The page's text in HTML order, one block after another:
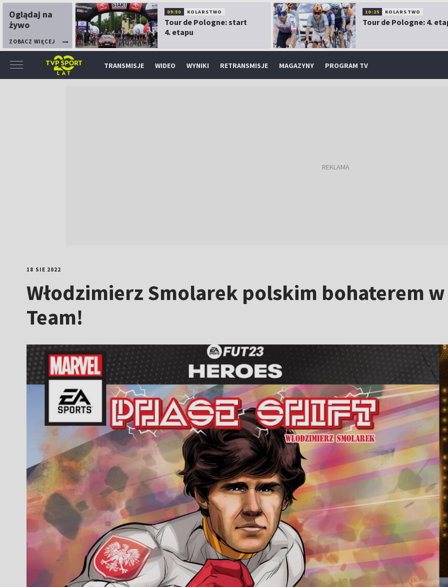
Oglądaj na
żywo
ZOBACZ WIĘCEJ
09:50 KOLARSTWO
Tour de Pologne: start
4. etapu
10:25 KOLARSTWO
Tour de Pologne: 4.
TRANSMISJE WIDEO WYNIKI RETRANSMISJE MAGAZYNY PROGRAM TV
18 SIE 2022
Włodzimierz Smolarek polskim bohaterem w
Team!